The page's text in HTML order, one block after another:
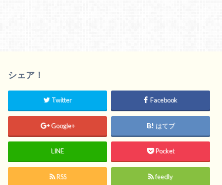
シェア！
Twitter Facebook
Google+ はてブ
LINE Pocket
RSS feedly